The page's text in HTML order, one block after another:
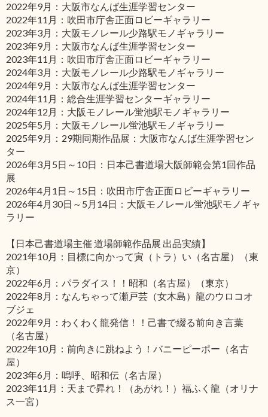
2022年9月：大阪市なんば生涯学習センター
2022年11月：吹田市庁舎正面ロビーギャラリー
2023年3月：大阪モノレール少路駅モノギャラリー
2023年9月：大阪市なんば生涯学習センター
2023年11月：吹田市庁舎正面ロビーギャラリー
2024年3月：大阪モノレール少路駅モノギャラリー
2024年9月：大阪市なんば生涯学習センター
2024年11月：総合生涯学習センターギャラリー
2024年12月：大阪モノレール蛍池駅モノギャラリー
2025年5月：大阪モノレール蛍池駅モノギャラリー
2025年9月：29期同期作品展：大阪市なんば生涯学習セン
ター
2026年3月5日～10日：日本己書道場大阪師範会第1回作品
展
2026年4月1日～15日：吹田市庁舎正面ロビーギャラリー
2026年4月30日～5月14日：大阪モノレール蛍池駅モノギャ
ラリー
【日本己書道場主催 道場師範作品展 出品実績】
2021年10月：目標に向かって寅（トラ）い（名古屋）（東
京）
2022年6月：パラダイス！！昭和（名古屋）（東京）
2022年8月：なんちゃって瀬戸芸（女木島）龍のウロコオ
ブジェ
2022年9月：わくわく龍発信！！己書で綴る前向き言葉
（名古屋）
2022年10月：前向きに跳ねよう！バニーピーポー（名古
屋）
2023年6月：嗚呼、昭和伝（名古屋）
2023年11月：天まで昇れ！（あがれ！）福ふく龍（オリナ
ス一宮）